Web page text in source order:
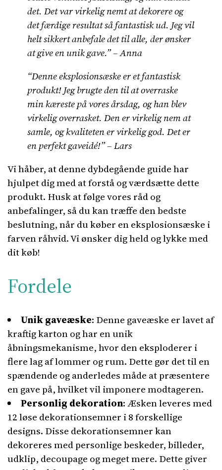
det. Det var virkelig nemt at dekorere og
det færdige resultat så fantastisk ud. Jeg vil
helt sikkert anbefale det til alle, der ønsker
at give en unik gave.” – Anna
“Denne eksplosionsæske er et fantastisk
produkt! Jeg brugte den til at overraske
min kæreste på vores årsdag, og han blev
virkelig overrasket. Den er virkelig nem at
samle, og kvaliteten er virkelig god. Det er
en perfekt gaveidé!” – Lars
Vi håber, at denne dybdegående guide har
hjulpet dig med at forstå og værdsætte dette
produkt. Husk at følge vores råd og
anbefalinger, så du kan træffe den bedste
beslutning, når du køber en eksplosionsæske i
farven råhvid. Vi ønsker dig held og lykke med
dit køb!
Fordele
Unik gaveæske: Denne gaveæske er lavet af
kraftig karton og har en unik
åbningsmekanisme, hvor den eksploderer i
flere lag af lommer og rum. Dette gør det til en
spændende og anderledes måde at præsentere
en gave på, hvilket vil imponere modtageren.
Personlig dekoration: Æsken leveres med
12 løse dekorationsemner i 8 forskellige
designs. Disse dekorationsemner kan
dekoreres med personlige beskeder, billeder,
udklip, decoupage og meget mere. Dette giver